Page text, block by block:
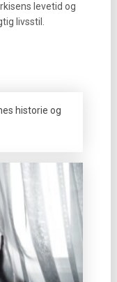
levetid og
livsstil.
historie og